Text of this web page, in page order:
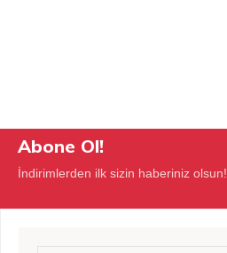
Abone Ol!
İndirimlerden ilk sizin haberiniz olsun!